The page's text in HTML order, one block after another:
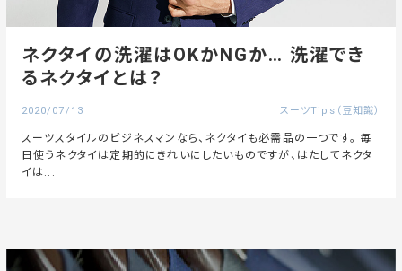
ネクタイの洗濯はOKかNGか… 洗濯でき
るネクタイとは？
2020/07/13 スーツTips（豆知識）
スーツスタイルのビジネスマンなら、ネクタイも必需品の一つです。 毎
日使うネクタイは定期的にきれいにしたいものですが、はたしてネクタ
イは...